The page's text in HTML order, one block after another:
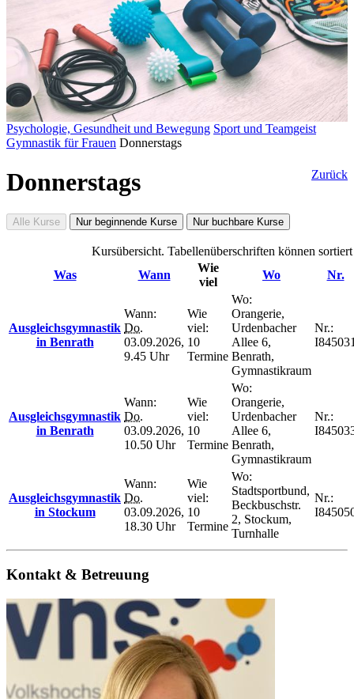
Psychologie, Gesundheit und Bewegung Sport und Teamgeist
Gymnastik für Frauen Donnerstags
Zurück
Donnerstags
Alle Kurse Nur beginnende Kurse Nur buchbare Kurse
Kursübersicht. Tabellenüberschriften können
Was
Wann
Wie
viel
Wo Nr.
Ausgleichsgymnastik
in Benrath
Wann:
Do.
03.09.2026,
9.45 Uhr
Wie
viel:
10
Termine
Wo:
Orangerie,
Urdenbacher
Allee 6,
Benrath,
Gymnastikraum
Nr.:
Ausgleichsgymnastik
in Benrath
Wann:
Do.
03.09.2026,
10.50 Uhr
Wie
viel:
10
Termine
Wo:
Orangerie,
Urdenbacher
Allee 6,
Benrath,
Gymnastikraum
Nr.:
Ausgleichsgymnastik
in Stockum
Wann:
Do.
03.09.2026,
18.30 Uhr
Wie
viel:
10
Termine
Wo:
Stadtsportbund,
Beckbuschstr.
2, Stockum,
Turnhalle
Nr.:
Kontakt & Betreuung